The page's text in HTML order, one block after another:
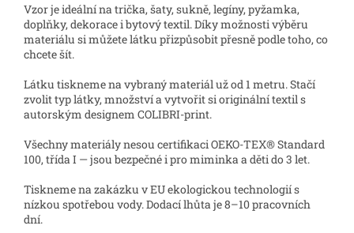
Vzor je ideální na trička, šaty, sukně, legíny, pyžamka,
doplňky, dekorace i bytový textil. Díky možnosti výběru
materiálu si můžete látku přizpůsobit přesně podle toho, co
chcete šít.
Látku tiskneme na vybraný materiál už od 1 metru. Stačí
zvolit typ látky, množství a vytvořit si originální textil s
autorským designem COLIBRI-print.
Všechny materiály nesou certifikaci OEKO-TEX® Standard
100, třída I — jsou bezpečné i pro miminka a děti do 3 let.
Tiskneme na zakázku v EU ekologickou technologií s
nízkou spotřebou vody. Dodací lhůta je 8–10 pracovních
dní.